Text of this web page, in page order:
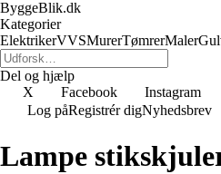
ByggeBlik.dk
Kategorier
ElektrikerVVSMurerTømrerMaler
Del og hjælp
X
Facebook Instagram
Log påRegistrér digNyhedsbrev
Lampe